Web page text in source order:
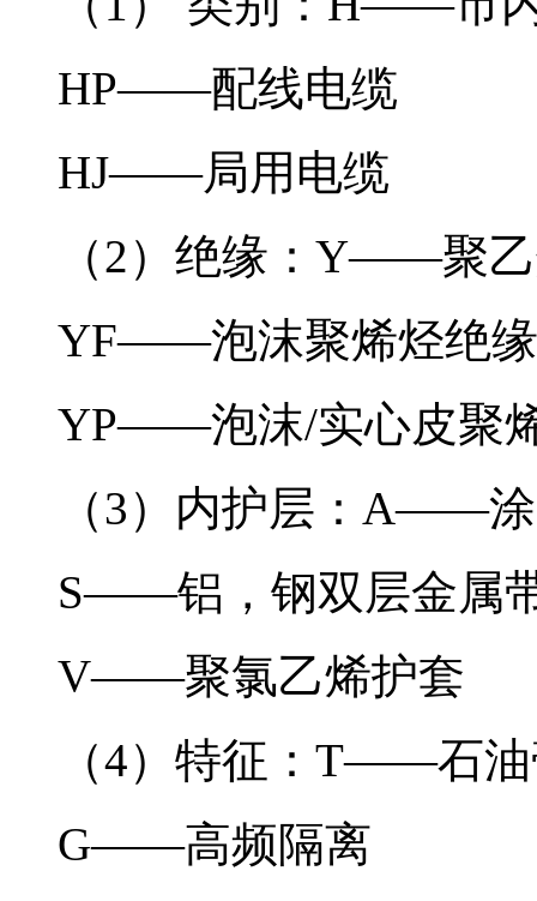
HP——配线电缆
HJ——局用电缆
（2）绝缘：Y——聚
YF——泡沫聚烯烃绝缘
YP——泡沫/实心皮聚
（3）内护层：
S——铝，钢双层金属
V——聚氯乙烯护套
（4）特征：T——石
G——高频隔离